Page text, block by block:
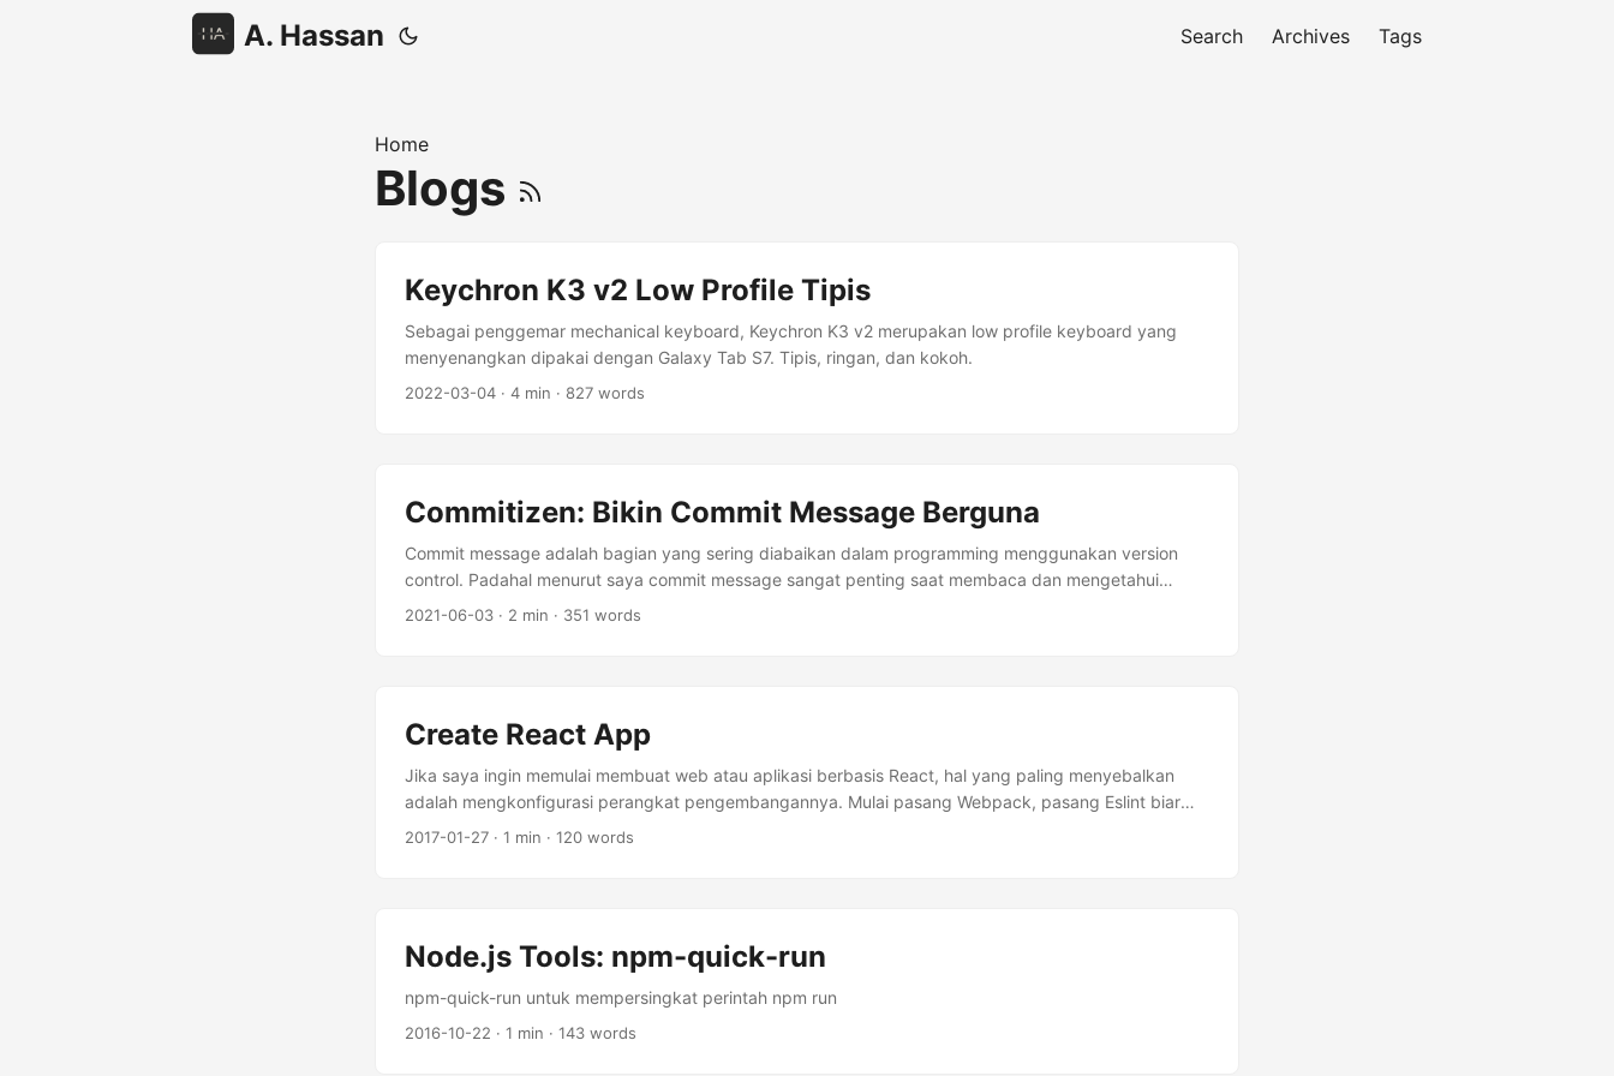
A. Hassan Search Archives Tags
Home
Blogs
Keychron K3 v2 Low Profile Tipis
Sebagai penggemar mechanical keyboard, Keychron K3 v2 merupakan low profile keyboard yang
menyenangkan dipakai dengan Galaxy Tab S7. Tipis, ringan, dan kokoh.
2022-03-04 · 4 min · 827 words
Commitizen: Bikin Commit Message Berguna
Commit message adalah bagian yang sering diabaikan dalam programming menggunakan version
control. Padahal menurut saya commit message sangat penting saat membaca dan mengetahui
alasan kenapa kode ditulis. Apalagi mengerjakan proyek bersama dalam tim. ...
2021-06-03 · 2 min · 351 words
Create React App
Jika saya ingin memulai membuat web atau aplikasi berbasis React, hal yang paling menyebalkan
adalah mengkonfigurasi perangkat pengembangannya. Mulai pasang Webpack, pasang Eslint biar
tahu error saat koding, dan pasang Babel—jika ingin pakai > ES6. Dan kadang masih banyak lagi. ...
2017-01-27 · 1 min · 120 words
Node.js Tools: npm-quick-run
npm-quick-run untuk mempersingkat perintah npm run
2016-10-22 · 1 min · 143 words